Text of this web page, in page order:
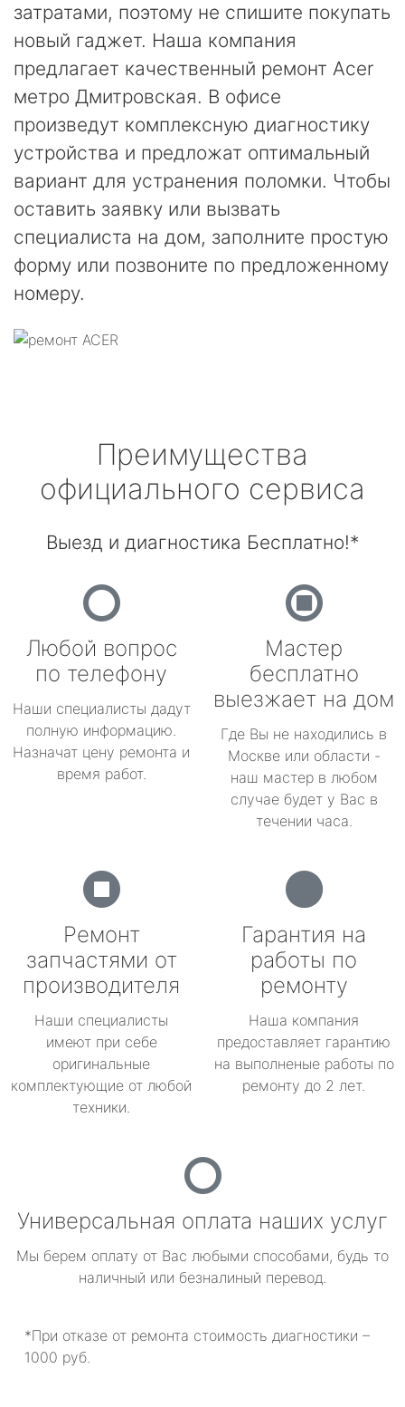
затратами, поэтому не спишите покупать
новый гаджет. Наша компания
предлагает качественный ремонт Acer
метро Дмитровская. В офисе
произведут комплексную диагностику
устройства и предложат оптимальный
вариант для устранения поломки. Чтобы
оставить заявку или вызвать
специалиста на дом, заполните простую
форму или позвоните по предложенному
номеру.
Преимущества
официального сервиса
Выезд и диагностика Бесплатно!*
Любой вопрос
по телефону
Наши специалисты дадут
полную информацию.
Назначат цену ремонта и
время работ.
Мастер
бесплатно
выезжает на дом
Где Вы не находились в
Москве или области -
наш мастер в любом
случае будет у Вас в
течении часа.
Ремонт
запчастями от
производителя
Наши специалисты
имеют при себе
оригинальные
комплектующие от любой
техники.
Гарантия на
работы по
ремонту
Наша компания
предоставляет гарантию
на выполненые работы по
ремонту до 2 лет.
Универсальная оплата наших услуг
Мы берем оплату от Вас любыми способами, будь то
наличный или безналиный перевод.
*При отказе от ремонта стоимость диагностики –
1000 руб.